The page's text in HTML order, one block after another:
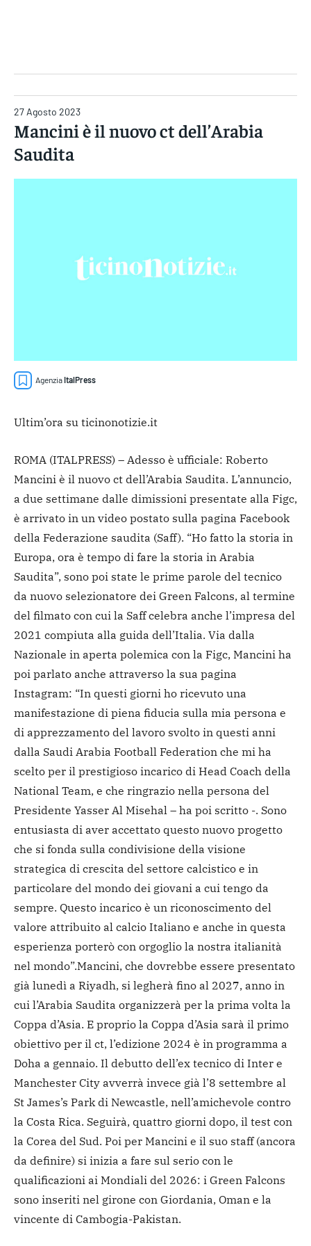
27 Agosto 2023
Mancini è il nuovo ct dell’Arabia
Saudita
AgenziaItalPress
Ultim’ora su ticinonotizie.it
ROMA (ITALPRESS) – Adesso è ufficiale: Roberto
Mancini è il nuovo ct dell’Arabia Saudita. L’annuncio,
a due settimane dalle dimissioni presentate alla Figc,
è arrivato in un video postato sulla pagina Facebook
della Federazione saudita (Saff). “Ho fatto la storia in
Europa, ora è tempo di fare la storia in Arabia
Saudita”, sono poi state le prime parole del tecnico
da nuovo selezionatore dei Green Falcons, al termine
del filmato con cui la Saff celebra anche l’impresa del
2021 compiuta alla guida dell’Italia. Via dalla
Nazionale in aperta polemica con la Figc, Mancini ha
poi parlato anche attraverso la sua pagina
Instagram: “In questi giorni ho ricevuto una
manifestazione di piena fiducia sulla mia persona e
di apprezzamento del lavoro svolto in questi anni
dalla Saudi Arabia Football Federation che mi ha
scelto per il prestigioso incarico di Head Coach della
National Team, e che ringrazio nella persona del
Presidente Yasser Al Misehal – ha poi scritto -. Sono
entusiasta di aver accettato questo nuovo progetto
che si fonda sulla condivisione della visione
strategica di crescita del settore calcistico e in
particolare del mondo dei giovani a cui tengo da
sempre. Questo incarico è un riconoscimento del
valore attribuito al calcio Italiano e anche in questa
esperienza porterò con orgoglio la nostra italianità
nel mondo”.Mancini, che dovrebbe essere presentato
già lunedì a Riyadh, si legherà fino al 2027, anno in
cui l’Arabia Saudita organizzerà per la prima volta la
Coppa d’Asia. E proprio la Coppa d’Asia sarà il primo
obiettivo per il ct, l’edizione 2024 è in programma a
Doha a gennaio. Il debutto dell’ex tecnico di Inter e
Manchester City avverrà invece già l’8 settembre al
St James’s Park di Newcastle, nell’amichevole contro
la Costa Rica. Seguirà, quattro giorni dopo, il test con
la Corea del Sud. Poi per Mancini e il suo staff (ancora
da definire) si inizia a fare sul serio con le
qualificazioni ai Mondiali del 2026: i Green Falcons
sono inseriti nel girone con Giordania, Oman e la
vincente di Cambogia-Pakistan.